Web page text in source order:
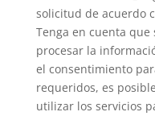
solicitud de acuerdo
Tenga en cuenta
procesar la
el consentimiento
requeridos, es
utilizar los servicios